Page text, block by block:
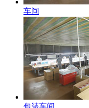
车间
包装车间